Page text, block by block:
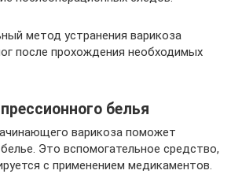
метод устранения варикоза
после прохождения необходимых
белья
варикоза поможет
Это вспомогательное средство,
с применением медикаментов.